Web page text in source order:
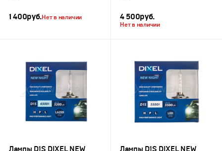
1 400руб.Нет в наличии 4 500руб.
Нет в наличии
Лампы D1S DIXEL NEW Лампы D1S DIXEL NEW